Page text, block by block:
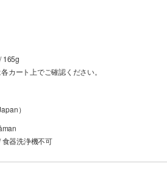
165g
カート上でご確認ください。
）
食器洗浄機不可